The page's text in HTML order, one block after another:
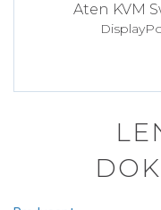
Aten KVM